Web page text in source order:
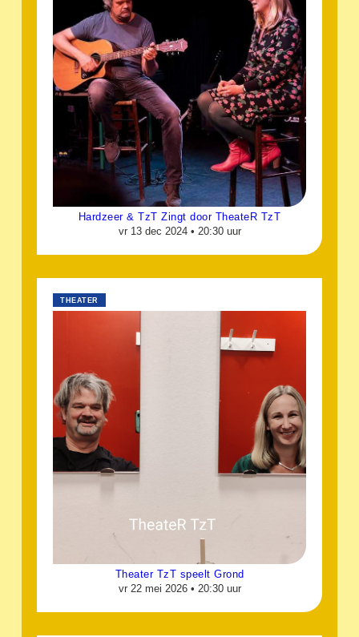
Hardzeer & TzT Zingt door TheateR TzT
vr 13 dec 2024 • 20:30 uur
THEATER
Theater TzT speelt Grond
vr 22 mei 2026 • 20:30 uur